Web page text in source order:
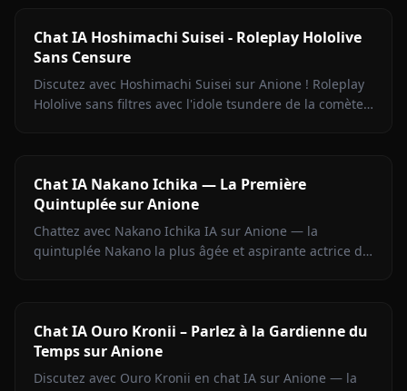
Chat IA Hoshimachi Suisei - Roleplay Hololive
Sans Censure
Discutez avec Hoshimachi Suisei sur Anione ! Roleplay
Hololive sans filtres avec l'idole tsundere de la comète.
Chat IA Nakano Ichika — La Première
Quintuplée sur Anione
Chattez avec Nakano Ichika IA sur Anione — la
quintuplée Nakano la plus âgée et aspirante actrice de
Chat IA Ouro Kronii – Parlez à la Gardienne du
Temps sur Anione
Discutez avec Ouro Kronii en chat IA sur Anione — la